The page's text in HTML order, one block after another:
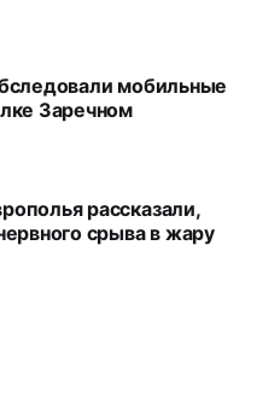
мобильные
Заречном
рассказали,
срыва в жару